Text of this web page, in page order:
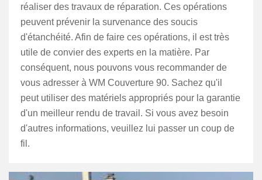
réaliser des travaux de réparation. Ces opérations
peuvent prévenir la survenance des soucis
d'étanchéité. Afin de faire ces opérations, il est très
utile de convier des experts en la matière. Par
conséquent, nous pouvons vous recommander de
vous adresser à WM Couverture 90. Sachez qu'il
peut utiliser des matériels appropriés pour la garantie
d'un meilleur rendu de travail. Si vous avez besoin
d'autres informations, veuillez lui passer un coup de
fil.